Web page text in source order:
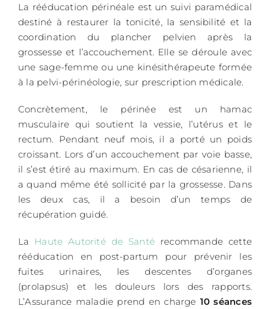
La rééducation périnéale est un suivi paramédical
destiné à restaurer la tonicité, la sensibilité et la
coordination du plancher pelvien après la
grossesse et l’accouchement. Elle se déroule avec
une sage-femme ou une kinésithérapeute formée
à la pelvi-périnéologie, sur prescription médicale.
Concrètement, le périnée est un hamac
musculaire qui soutient la vessie, l’utérus et le
rectum. Pendant neuf mois, il a porté un poids
croissant. Lors d’un accouchement par voie basse,
il s’est étiré au maximum. En cas de césarienne, il
a quand même été sollicité par la grossesse. Dans
les deux cas, il a besoin d’un temps de
récupération guidé.
La Haute Autorité de Santé recommande cette
rééducation en post-partum pour prévenir les
fuites urinaires, les descentes d’organes
(prolapsus) et les douleurs lors des rapports.
L’Assurance maladie prend en charge 10 séances